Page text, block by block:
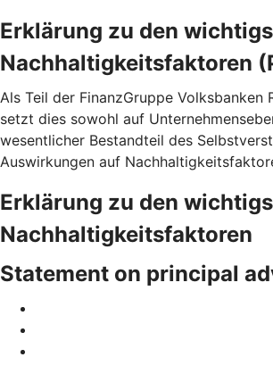
Erklärung zu den
Nachhaltigkeitsfaktoren
Als Teil der FinanzGruppe
setzt dies sowohl auf
wesentlicher Bestandteil des
Auswirkungen auf
Erklärung zu den
Nachhaltigkeitsfaktoren
Statement on principal